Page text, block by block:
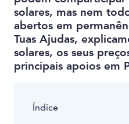
solares, mas nem
abertos em
Tuas Ajudas,
solares, os seus
principais apoios em
Índice